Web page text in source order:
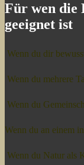
Für wen die
geeignet ist
Wenn du dir
Wenn du mehrere
Wenn du
Wenn du an einem
Wenn du Natur als